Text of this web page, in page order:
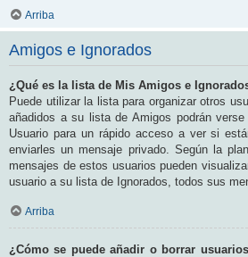
Arriba
Amigos e Ignorados
¿Qué es la lista de Mis Amigos e
Puede utilizar la lista para organizar otros
añadidos a su lista de Amigos podrán
Usuario para un rápido acceso a ver si
enviarles un mensaje privado. Según la
mensajes de estos usuarios pueden
usuario a su lista de Ignorados, todos sus
Arriba
¿Cómo se puede añadir o borrar